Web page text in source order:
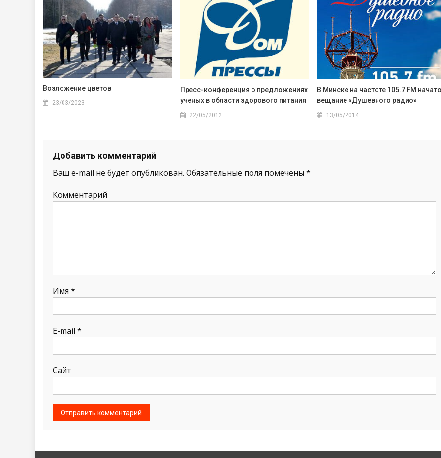
Возложение цветов
23/03/2023
Пресс-конференция о предложениях
ученых в области здорового питания
22/05/2012
В Минске на частоте 105.7 FM
вещание «Душевного радио»
13/05/2014
Добавить комментарий
Ваш e-mail не будет опубликован. Обязательные поля помечены *
Комментарий
Имя *
E-mail *
Сайт